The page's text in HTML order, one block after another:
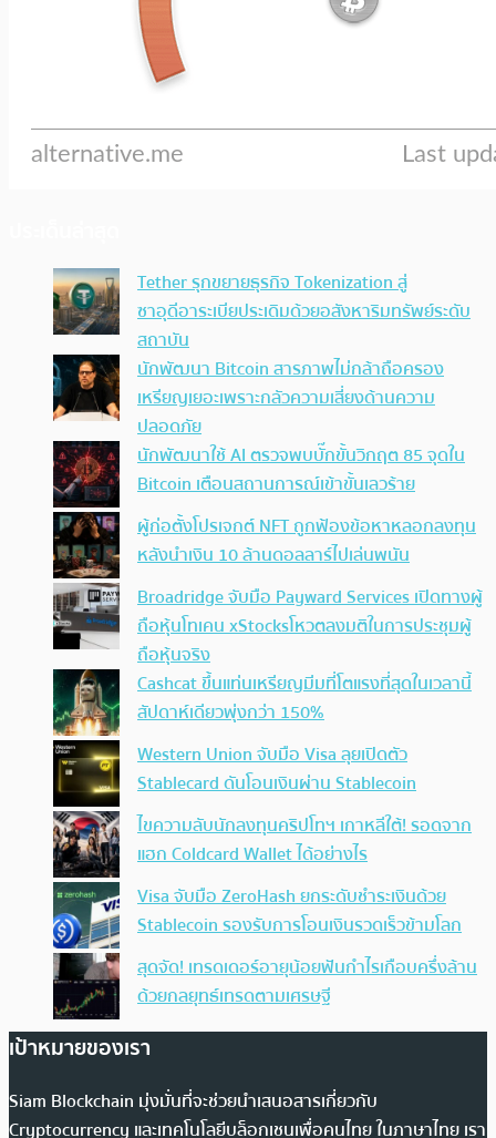
Tether รุกขยายธุรกิจ Tokenization สู่
ซาอุดีอาระเบียประเดิมด้วยอสังหาริมทรัพย์ระดับ
สถาบัน
นักพัฒนา Bitcoin สารภาพไม่กล้าถือครอง
เหรียญเยอะเพราะกลัวความเสี่ยงด้านความ
ปลอดภัย
นักพัฒนาใช้ AI ตรวจพบบั๊กขั้นวิกฤต 85 จุดใน
Bitcoin เตือนสถานการณ์เข้าขั้นเลวร้าย
ผู้ก่อตั้งโปรเจกต์ NFT ถูกฟ้องข้อหาหลอกลงทุน
หลังนำเงิน 10 ล้านดอลลาร์ไปเล่นพนัน
Broadridge จับมือ Payward Services เปิดทางผู้
ถือหุ้นโทเคน xStocksโหวตลงมติในการประชุมผู้
ถือหุ้นจริง
Cashcat ขึ้นแท่นเหรียญมีมที่โตแรงที่สุดในเวลานี้
สัปดาห์เดียวพุ่งกว่า 150%
Western Union จับมือ Visa ลุยเปิดตัว
Stablecard ดันโอนเงินผ่าน Stablecoin
ไขความลับนักลงทุนคริปโทฯ เกาหลีใต้! รอดจาก
แฮก Coldcard Wallet ได้อย่างไร
Visa จับมือ ZeroHash ยกระดับชำระเงินด้วย
Stablecoin รองรับการโอนเงินรวดเร็วข้ามโลก
สุดจัด! เทรดเดอร์อายุน้อยฟันกำไรเกือบครึ่งล้าน
ด้วยกลยุทธ์เทรดตามเศรษฐี
เป้าหมายของเรา
Siam Blockchain มุ่งมั่นที่จะช่วยนำเสนอสารเกี่ยวกับ
Cryptocurrency และเทคโนโลยีบล็อกเชนเพื่อคนไทย ในภาษาไทย เรา